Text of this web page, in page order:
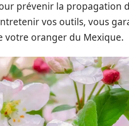
prévenir la propagation
vos outils, vous
votre oranger du Mexique.